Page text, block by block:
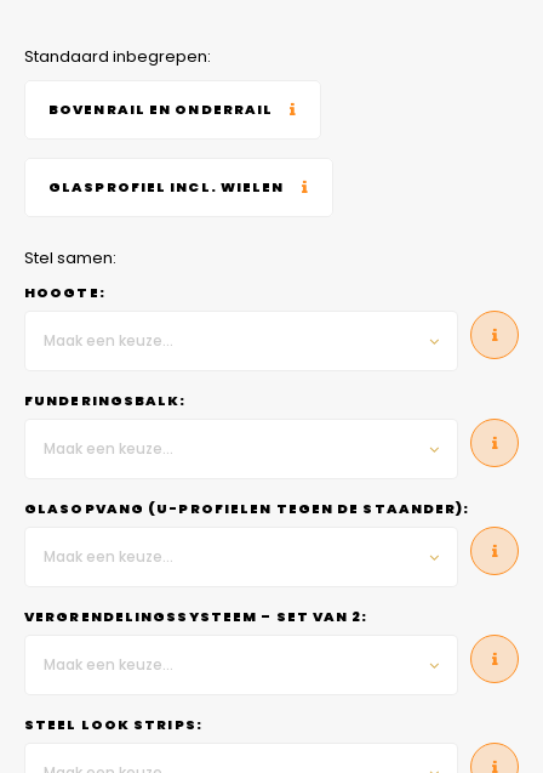
Standaard inbegrepen:
BOVENRAIL EN ONDERRAIL
GLASPROFIEL INCL. WIELEN
Stel samen:
HOOGTE:
Maak een keuze...
FUNDERINGSBALK:
Maak een keuze...
GLASOPVANG (U-PROFIELEN TEGEN DE STAANDER):
Maak een keuze...
VERGRENDELINGSSYSTEEM – SET VAN 2:
Maak een keuze...
STEEL LOOK STRIPS: